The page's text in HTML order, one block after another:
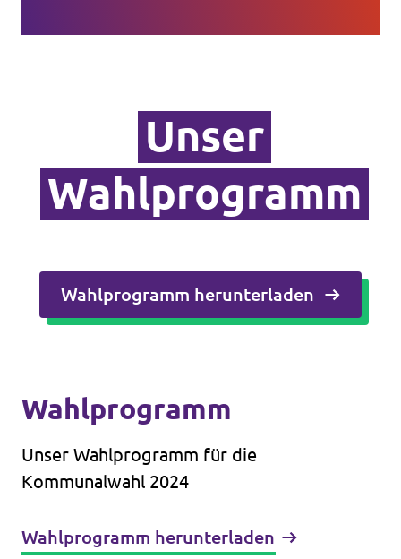
Unser
Wahlprogramm
Wahlprogramm herunterladen
Wahlprogramm
Unser Wahlprogramm für die
Kommunalwahl 2024
Wahlprogramm herunterladen